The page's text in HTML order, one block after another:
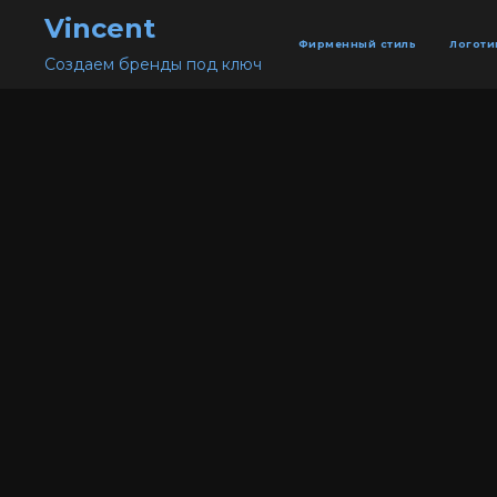
Vincent
Создаем бренды под ключ
Фирменный стиль